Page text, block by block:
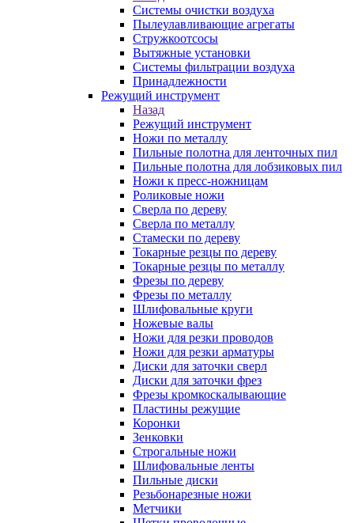
Системы очистки воздуха
Пылеулавливающие агрегаты
Стружкоотсосы
Вытяжные установки
Системы фильтрации воздуха
Принадлежности
Режущий инструмент
Назад
Режущий инструмент
Ножи по металлу
Пильные полотна для ленточных пил
Пильные полотна для лобзиковых пил
Ножи к пресс-ножницам
Роликовые ножи
Сверла по дереву
Сверла по металлу
Стамески по дереву
Токарные резцы по дереву
Токарные резцы по металлу
Фрезы по дереву
Фрезы по металлу
Шлифовальные круги
Ножевые валы
Ножи для резки проводов
Ножи для резки арматуры
Диски для заточки сверл
Диски для заточки фрез
Фрезы кромкоскалывающие
Пластины режущие
Коронки
Зенковки
Строгальные ножи
Шлифовальные ленты
Пильные диски
Резьбонарезные ножи
Метчики